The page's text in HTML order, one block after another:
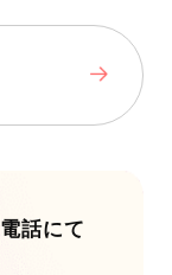
話にて